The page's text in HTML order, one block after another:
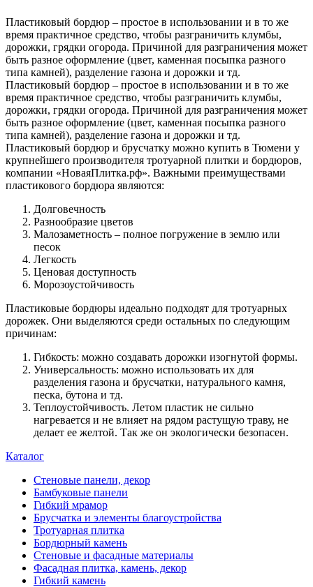
Пластиковый бордюр – простое в использовании и в то же
время практичное средство, чтобы разграничить клумбы,
дорожки, грядки огорода. Причиной для разграничения может
быть разное оформление (цвет, каменная посыпка разного
типа камней), разделение газона и дорожки и тд.
Пластиковый бордюр – простое в использовании и в то же
время практичное средство, чтобы разграничить клумбы,
дорожки, грядки огорода. Причиной для разграничения может
быть разное оформление (цвет, каменная посыпка разного
типа камней), разделение газона и дорожки и тд.
Пластиковый бордюр и брусчатку можно купить в Тюмени у
крупнейшего производителя тротуарной плитки и бордюров,
компании «НоваяПлитка.рф». Важными преимуществами
пластикового бордюра являются:
Долговечность
Разнообразие цветов
Малозаметность – полное погружение в землю или
песок
Легкость
Ценовая доступность
Морозоустойчивость
Пластиковые бордюры идеально подходят для тротуарных
дорожек. Они выделяются среди остальных по следующим
причинам:
Гибкость: можно создавать дорожки изогнутой формы.
Универсальность: можно использовать их для
разделения газона и брусчатки, натурального камня,
песка, бутона и тд.
Теплоустойчивость. Летом пластик не сильно
нагревается и не влияет на рядом растущую траву, не
делает ее желтой. Так же он экологически безопасен.
Каталог
Стеновые панели, декор
Бамбуковые панели
Гибкий мрамор
Брусчатка и элементы благоустройства
Тротуарная плитка
Бордюрный камень
Стеновые и фасадные материалы
Фасадная плитка, камень, декор
Гибкий камень